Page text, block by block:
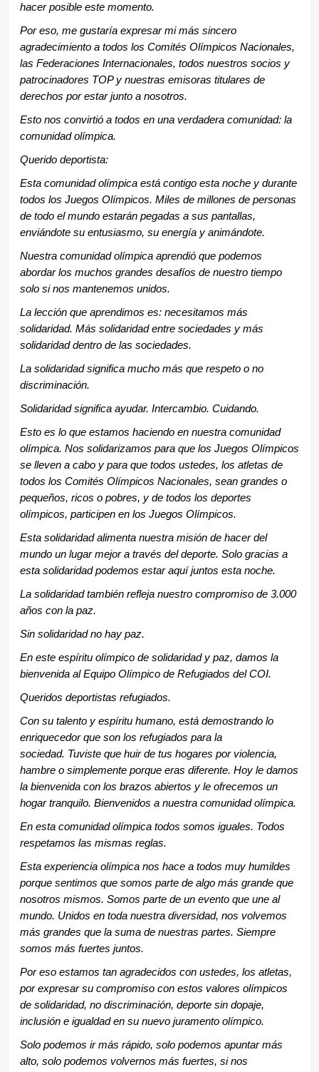
hacer posible este momento.
Por eso, me gustaría expresar mi más sincero
agradecimiento a todos los Comités Olímpicos Nacionales,
las Federaciones Internacionales, todos nuestros socios y
patrocinadores TOP y nuestras emisoras titulares de
derechos por estar junto a nosotros.
Esto nos convirtió a todos en una verdadera comunidad: la
comunidad olímpica.
Querido deportista:
Esta comunidad olímpica está contigo esta noche y durante
todos los Juegos Olímpicos. Miles de millones de personas
de todo el mundo estarán pegadas a sus pantallas,
enviándote su entusiasmo, su energía y animándote.
Nuestra comunidad olímpica aprendió que podemos
abordar los muchos grandes desafíos de nuestro tiempo
solo si nos mantenemos unidos.
La lección que aprendimos es: necesitamos más
solidaridad. Más solidaridad entre sociedades y más
solidaridad dentro de las sociedades.
La solidaridad significa mucho más que respeto o no
discriminación.
Solidaridad significa ayudar. Intercambio. Cuidando.
Esto es lo que estamos haciendo en nuestra comunidad
olímpica. Nos solidarizamos para que los Juegos Olímpicos
se lleven a cabo y para que todos ustedes, los atletas de
todos los Comités Olímpicos Nacionales, sean grandes o
pequeños, ricos o pobres, y de todos los deportes
olímpicos, participen en los Juegos Olímpicos.
Esta solidaridad alimenta nuestra misión de hacer del
mundo un lugar mejor a través del deporte. Solo gracias a
esta solidaridad podemos estar aquí juntos esta noche.
La solidaridad también refleja nuestro compromiso de 3.000
años con la paz.
Sin solidaridad no hay paz.
En este espíritu olímpico de solidaridad y paz, damos la
bienvenida al Equipo Olímpico de Refugiados del COI.
Queridos deportistas refugiados.
Con su talento y espíritu humano, está demostrando lo
enriquecedor que son los refugiados para la
sociedad. Tuviste que huir de tus hogares por violencia,
hambre o simplemente porque eras diferente. Hoy le damos
la bienvenida con los brazos abiertos y le ofrecemos un
hogar tranquilo. Bienvenidos a nuestra comunidad olímpica.
En esta comunidad olímpica todos somos iguales. Todos
respetamos las mismas reglas.
Esta experiencia olímpica nos hace a todos muy humildes
porque sentimos que somos parte de algo más grande que
nosotros mismos. Somos parte de un evento que une al
mundo. Unidos en toda nuestra diversidad, nos volvemos
más grandes que la suma de nuestras partes. Siempre
somos más fuertes juntos.
Por eso estamos tan agradecidos con ustedes, los atletas,
por expresar su compromiso con estos valores olímpicos
de solidaridad, no discriminación, deporte sin dopaje,
inclusión e igualdad en su nuevo juramento olímpico.
Solo podemos ir más rápido, solo podemos apuntar más
alto, solo podemos volvernos más fuertes, si nos